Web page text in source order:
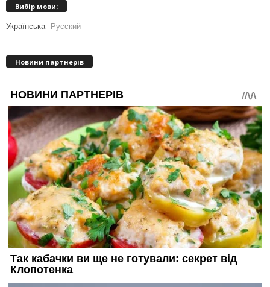
Вибір мови:
Українська Русский
Новини партнерів